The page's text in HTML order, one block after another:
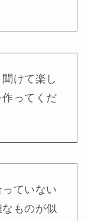
けて楽し
ってくだ
ていない
ものが似